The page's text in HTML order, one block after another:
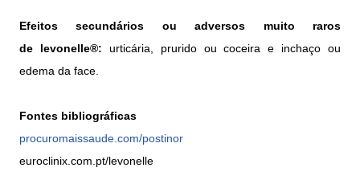
Efeitos secundários ou adversos muito raros
de levonelle®: urticária, prurido ou coceira e inchaço ou
edema da face.
Fontes bibliográficas
procuromaissaude.com/postinor
euroclinix.com.pt/levonelle